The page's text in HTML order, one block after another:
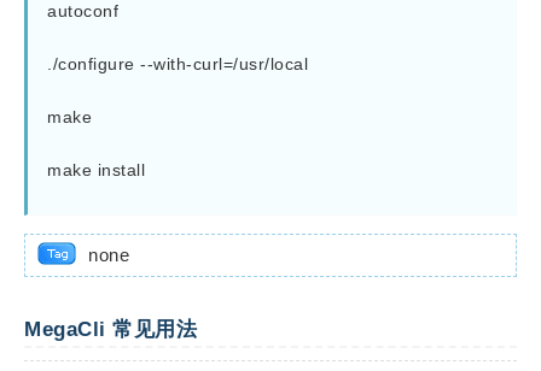
autoconf
./configure --with-curl=/usr/local
make
make install
none
MegaCli 常见用法